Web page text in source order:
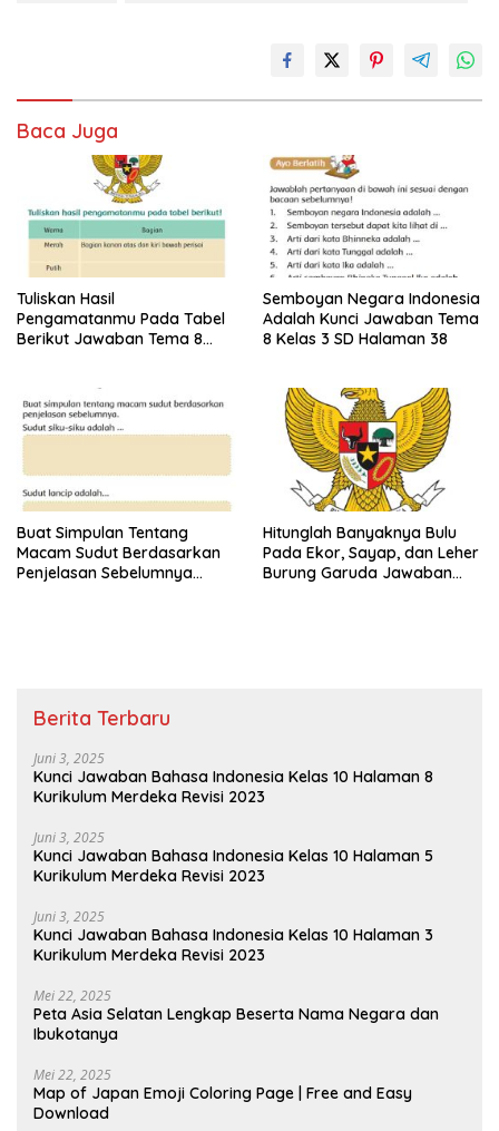
Baca Juga
Tuliskan Hasil
Pengamatanmu Pada Tabel
Berikut Jawaban Tema 8
Semboyan Negara Indonesia
Adalah Kunci Jawaban Tema
8 Kelas 3 SD Halaman 38
Buat Simpulan Tentang
Macam Sudut Berdasarkan
Penjelasan Sebelumnya
Hitunglah Banyaknya Bulu
Pada Ekor, Sayap, dan Leher
Burung Garuda Jawaban
Berita Terbaru
Juni 3, 2025
Kunci Jawaban Bahasa Indonesia Kelas 10 Halaman 8
Kurikulum Merdeka Revisi 2023
Juni 3, 2025
Kunci Jawaban Bahasa Indonesia Kelas 10 Halaman 5
Kurikulum Merdeka Revisi 2023
Juni 3, 2025
Kunci Jawaban Bahasa Indonesia Kelas 10 Halaman 3
Kurikulum Merdeka Revisi 2023
Mei 22, 2025
Peta Asia Selatan Lengkap Beserta Nama Negara dan
Ibukotanya
Mei 22, 2025
Map of Japan Emoji Coloring Page | Free and Easy
Download